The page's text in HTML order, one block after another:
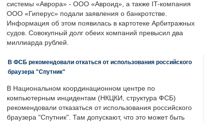
системы «Аврора» - ООО «Авроид», а также IT-компания
ООО «Гиперус» подали заявления о банкротстве.
Информация об этом появилась в картотеке Арбитражных
судов. Совокупный долг обеих компаний превысил два
миллиарда рублей.
В ФСБ рекомендовали откаться от использования российского
браузера "Спутник"
В Национальном координационном центре по
компьютерным инцидентам (НКЦКИ, структура ФСБ)
рекомендовали отказаться от использования российского
браузера "Спутник". Там допускают, что это может быть